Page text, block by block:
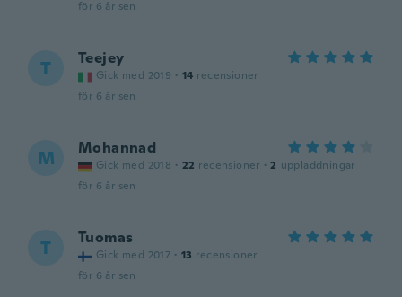
för 6 år sen
T Teejey
Gick med 2019 · 14 recensioner
för 6 år sen
M Mohannad
Gick med 2018 · 22 recensioner · 2 uppladdningar
för 6 år sen
T Tuomas
Gick med 2017 · 13 recensioner
för 6 år sen